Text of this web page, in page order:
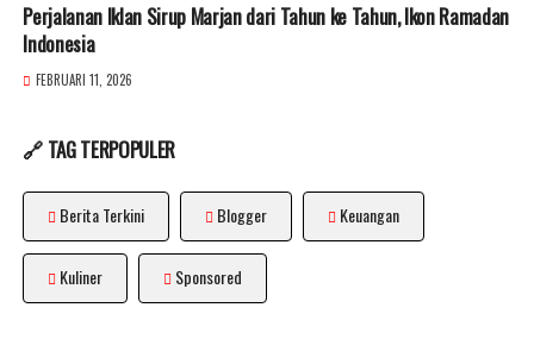
Perjalanan Iklan Sirup Marjan dari Tahun ke Tahun, Ikon Ramadan
Indonesia
FEBRUARI 11, 2026
🔗 TAG TERPOPULER
Berita Terkini Blogger Keuangan
Kuliner Sponsored